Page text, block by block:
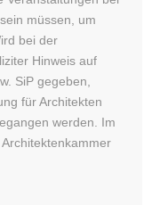
müssen, um
bei der
Hinweis auf
SiP gegeben,
für Architekten
werden. Im